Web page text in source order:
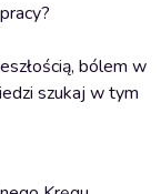
bólem w
szukaj w tym